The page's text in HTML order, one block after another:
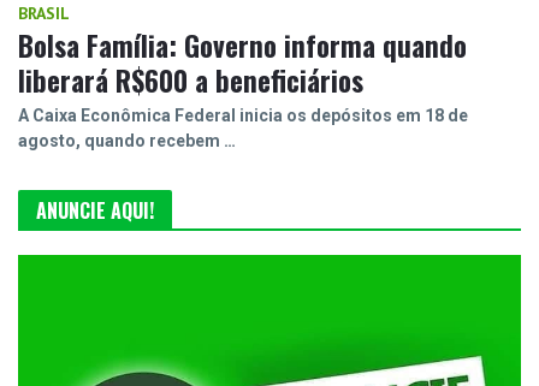
BRASIL
Bolsa Família: Governo informa quando
liberará R$600 a beneficiários
A Caixa Econômica Federal inicia os depósitos em 18 de
agosto, quando recebem …
ANUNCIE AQUI!